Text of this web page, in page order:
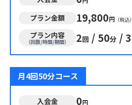
プラン金額 19,800円 （税込）
プラン内容
（回数/時間/期間） 2回 / 50分 /
月4回50分コース
入会金 0円